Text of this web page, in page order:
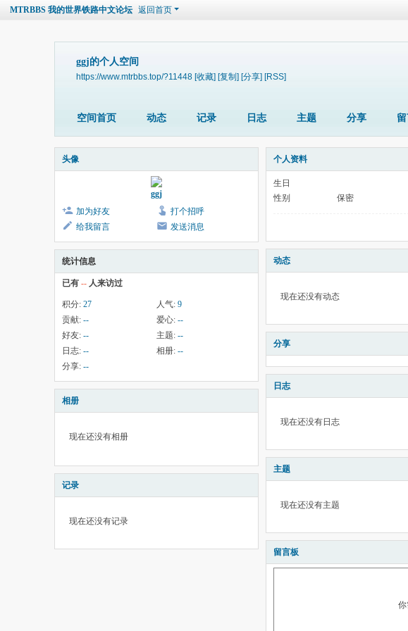
MTRBBS 我的世界铁路中文论坛 返回首页
ggj的个人空间
https://www.mtrbbs.top/?11448 [收藏] [复制] [分享] [RSS]
空间首页 动态 记录 日志 主题 分享
头像
ggj
加为好友
打个招呼
给我留言
发送消息
统计信息
已有 -- 人来访过
积分: 27 人气: 9
贡献: -- 爱心: --
好友: -- 主题: --
日志: -- 相册: --
分享: --
相册
现在还没有相册
记录
现在还没有记录
个人资料
生日
性别
保密
动态
现在还没有动态
分享
日志
现在还没有日志
主题
现在还没有主题
留言板